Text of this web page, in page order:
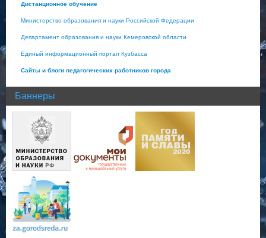
Дистанционное обучение
Министерство образования и науки Российской Федерации
Департамент образования и науки Кемеровской области
Единый информационный портал Кузбасса
Сайты и блоги педагогических работников города
Баннеры